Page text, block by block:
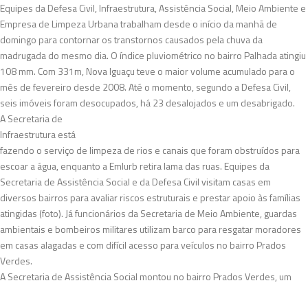
Equipes da Defesa Civil, Infraestrutura, Assistência Social, Meio Ambiente e
Empresa de Limpeza Urbana trabalham desde o início da manhã de
domingo para contornar os transtornos causados pela chuva da
madrugada do mesmo dia. O índice pluviométrico no bairro Palhada atingiu
108 mm. Com 331m, Nova Iguaçu teve o maior volume acumulado para o
mês de fevereiro desde 2008. Até o momento, segundo a Defesa Civil,
seis imóveis foram desocupados, há 23 desalojados e um desabrigado.
A Secretaria de
Infraestrutura está
fazendo o serviço de limpeza de rios e canais que foram obstruídos para
escoar a água, enquanto a Emlurb retira lama das ruas. Equipes da
Secretaria de Assistência Social e da Defesa Civil visitam casas em
diversos bairros para avaliar riscos estruturais e prestar apoio às famílias
atingidas (foto). Já funcionários da Secretaria de Meio Ambiente, guardas
ambientais e bombeiros militares utilizam barco para resgatar moradores
em casas alagadas e com difícil acesso para veículos no bairro Prados
Verdes.
A Secretaria de Assistência Social montou no bairro Prados Verdes, um